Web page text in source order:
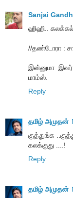
Sanjai
ஹிஹி..
//தண்டோரா :
இன்னுமா இவர்
மாம்ஸ்.
Reply
தமிழ் அமுதன்
குத்துங்க
கலக்குது ....!
Reply
தமிழ் அமுதன்